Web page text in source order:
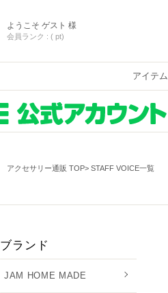
ようこそ ゲスト 様
会員ランク : ( pt)
アイテム
アクセサリー通販 TOP STAFF VOICE一覧
ブランド
JAM HOME MADE